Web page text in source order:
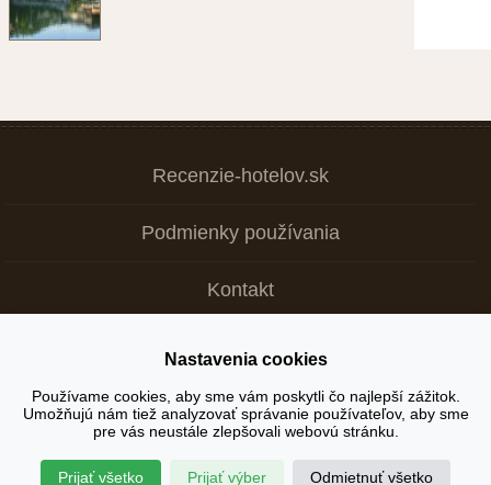
Recenzie-hotelov.sk
Podmienky používania
Kontakt
Copyright © 2026
+ Tvoja recenzia je dôležitá >
Nastavenia cookies
Používame cookies, aby sme vám poskytli čo najlepší zážitok.
Umožňujú nám tiež analyzovať správanie používateľov, aby sme
pre vás neustále zlepšovali webovú stránku.
Prijať všetko Prijať výber Odmietnuť všetko